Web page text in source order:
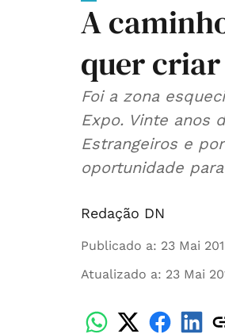
A
quer criar
Foi a zona
Expo. Vinte anos
Estrangeiros e
oportunidade
Redação DN
Publicado a: 23 Mai
Atualizado a: 23 Mai